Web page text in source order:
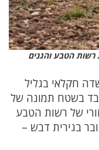
הטבע והגנים
חקלאי בגליל
בשטח תמונה של
של רשות הטבע
בגירית דבש –